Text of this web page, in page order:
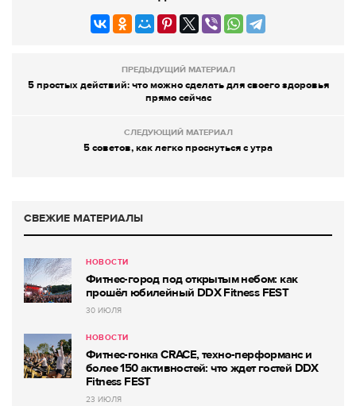
ПРЕДЫДУЩИЙ МАТЕРИАЛ
5 простых действий: что можно сделать для своего здоровья
прямо сейчас
СЛЕДУЮЩИЙ МАТЕРИАЛ
5 советов, как легко проснуться с утра
СВЕЖИЕ МАТЕРИАЛЫ
НОВОСТИ
Фитнес-город под открытым небом: как
прошёл юбилейный DDX Fitness FEST
30 ИЮЛЯ
НОВОСТИ
Фитнес-гонка CRACE, техно-перформанс и
более 150 активностей: что ждет гостей DDX
Fitness FEST
23 ИЮЛЯ